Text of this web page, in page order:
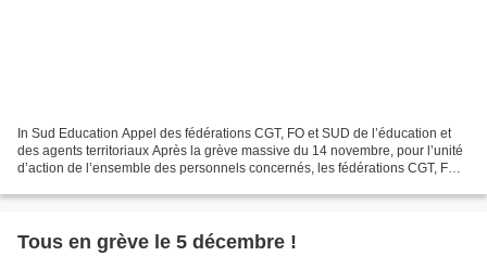
In Sud Education Appel des fédérations CGT, FO et SUD de l’éducation et
des agents territoriaux Après la grève massive du 14 novembre, pour l’unité
d’action de l’ensemble des personnels concernés, les fédérations CGT, FO
Tous en grève le 5 décembre !